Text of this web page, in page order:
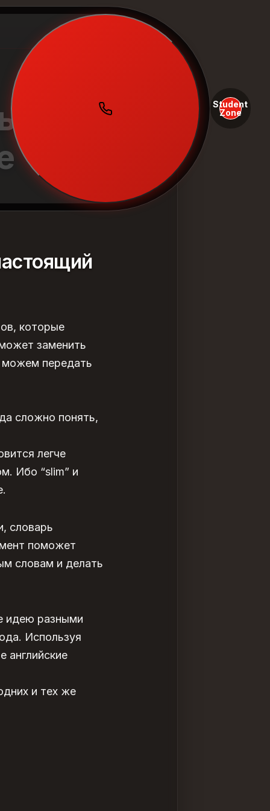
Student
Zone
в
которые
заменить
можем передать
сложно понять,
легче
Ибо “slim” и
словарь
поможет
словам и делать
идею разными
Используя
английские
и тех же